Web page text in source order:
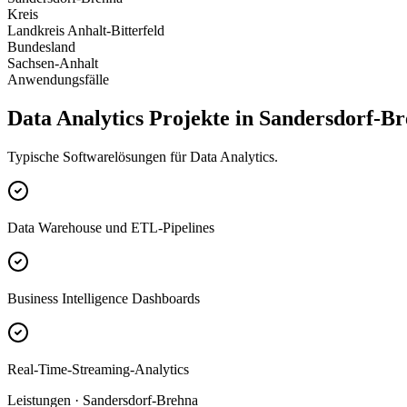
Kreis
Landkreis Anhalt-Bitterfeld
Bundesland
Sachsen-Anhalt
Anwendungsfälle
Data Analytics Projekte in Sandersdorf-
Typische Softwarelösungen für Data Analytics.
Data Warehouse und ETL-Pipelines
Business Intelligence Dashboards
Real-Time-Streaming-Analytics
Leistungen · Sandersdorf-Brehna